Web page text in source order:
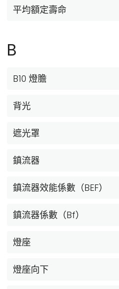
平均額定壽命
B
B10 燈膽
背光
遮光罩
鎮流器
鎮流器效能係數（BEF）
鎮流器係數（Bf）
燈座
燈座向下